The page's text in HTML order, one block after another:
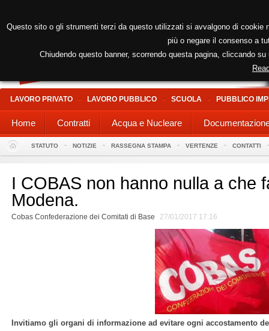
LAVORO PRIVATO LAVORO PUBBLICO SCUOLA PUBBLICO
Home Contratti Acqua e Nucleare
STATUTO NOTIZIE RASSEGNA STAMPA VERTENZE CONTATTI
I COBAS non hanno nulla a che
Modena.
Cobas Confederazione dei Comitati di Base 27/01/2017 17:16
Invitiamo gli organi di informazione ad evitare ogni accostamento
Questo sito o gli strumenti terzi da questo utilizzati si avvalgono di
più o negare il consenso a
Chiudendo questo banner, scorrendo questa pagina, cliccando